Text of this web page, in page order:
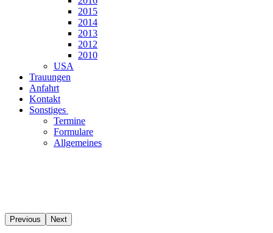
2015
2014
2013
2012
2010
USA
Trauungen
Anfahrt
Kontakt
Sonstiges
Termine
Formulare
Allgemeines
Previous Next